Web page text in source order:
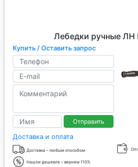
Лебедки ручные ЛН
Купить / Оставить запрос
Отправить
Доставка и оплата
Доставка – любым способом
Нашли дешевле – вернем 110%